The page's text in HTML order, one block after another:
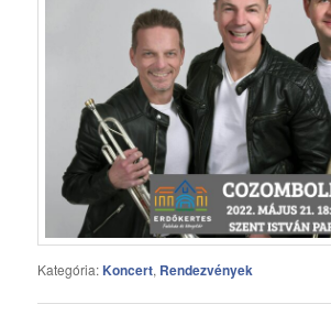
Kategória: Koncert, Rendezvények